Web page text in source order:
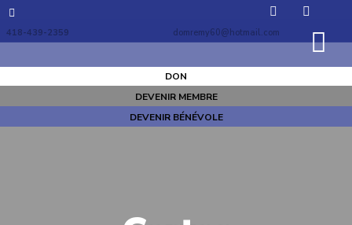
418-439-2359 domremy60@hotmail.com
DON
DEVENIR MEMBRE
DEVENIR BÉNÉVOLE